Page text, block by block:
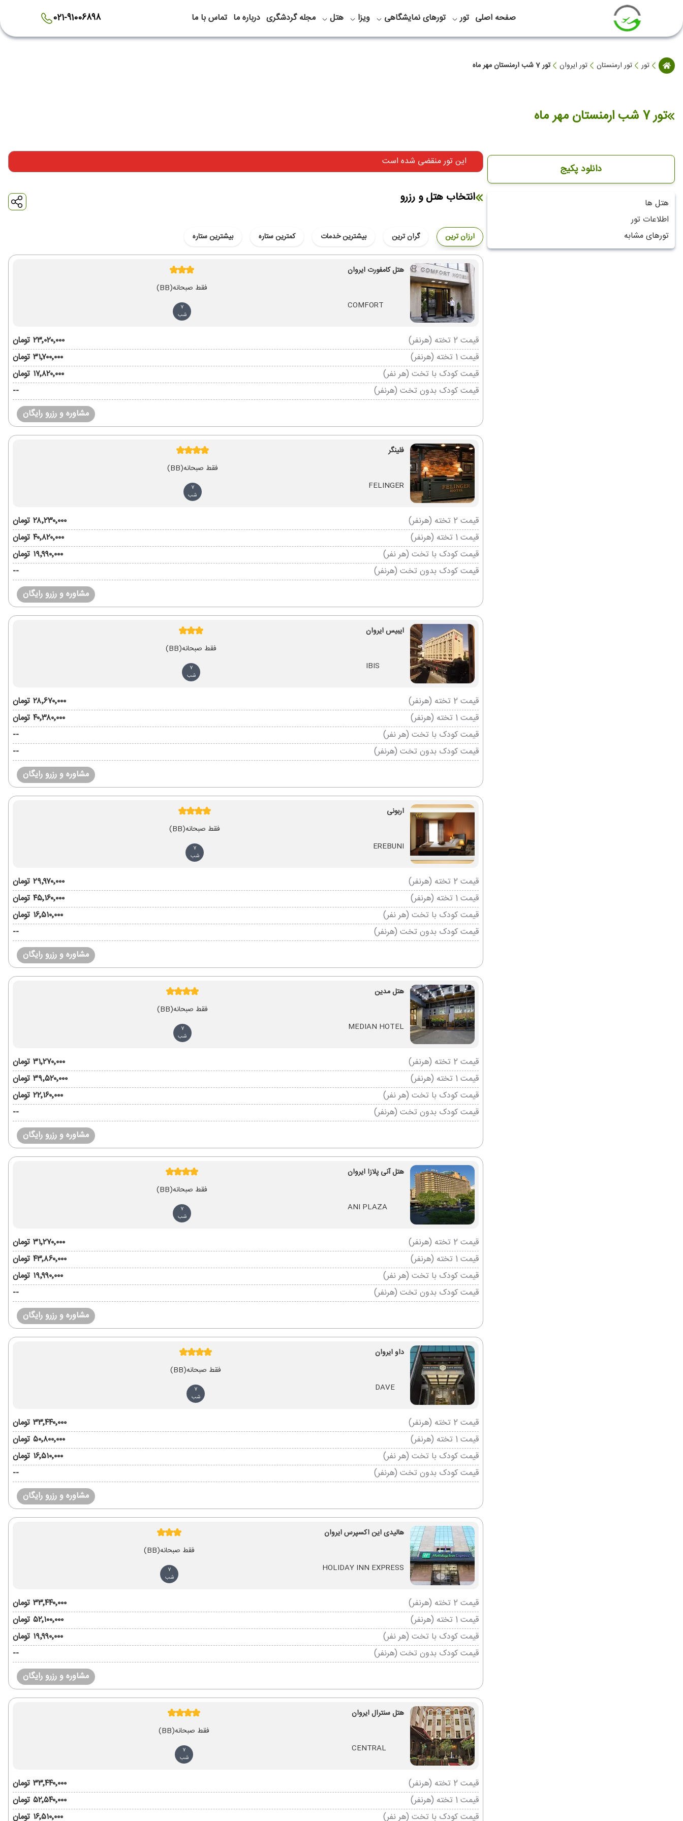
صفحه اصلی تور تورهای نمایشگاهی ویزا هتل مجله گردشگری درباره ما تماس با ما 021-91006898
تور تور ارمنستان تور ایروان تور 7 شب ارمنستان مهر ماه
تور 7 شب ارمنستان مهر ماه
دانلود پکیج
هتل ها
اطلاعات تور
تورهای مشابه
این تور منقضی شده است
انتخاب هتل و رزرو
ارزان ترین گران ترین بیشترین خدمات کمترین ستاره بیشترین ستاره
هتل کامفورت ایروان
COMFORT
فقط صبحانه(BB)
7
شب
قیمت 2 تخته (هرنفر)
۲۳٬۰۲۰٬۰۰۰ تومان
قیمت 1 تخته (هرنفر)
۳۱٬۷۰۰٬۰۰۰ تومان
قیمت کودک با تخت (هر نفر)
۱۷٬۸۲۰٬۰۰۰ تومان
قیمت کودک بدون تخت (هرنفر)
--
مشاوره و رزرو رایگان
فلینگر
FELINGER
فقط صبحانه(BB)
7
شب
قیمت 2 تخته (هرنفر)
۲۸٬۲۳۰٬۰۰۰ تومان
قیمت 1 تخته (هرنفر)
۴۰٬۸۲۰٬۰۰۰ تومان
قیمت کودک با تخت (هر نفر)
۱۹٬۹۹۰٬۰۰۰ تومان
قیمت کودک بدون تخت (هرنفر)
--
مشاوره و رزرو رایگان
ایبیس ایروان
IBIS
فقط صبحانه(BB)
7
شب
قیمت 2 تخته (هرنفر)
۲۸٬۶۷۰٬۰۰۰ تومان
قیمت 1 تخته (هرنفر)
۴۰٬۳۸۰٬۰۰۰ تومان
قیمت کودک با تخت (هر نفر)
--
قیمت کودک بدون تخت (هرنفر)
--
مشاوره و رزرو رایگان
اربونی
EREBUNI
فقط صبحانه(BB)
7
شب
قیمت 2 تخته (هرنفر)
۲۹٬۹۷۰٬۰۰۰ تومان
قیمت 1 تخته (هرنفر)
۴۵٬۱۶۰٬۰۰۰ تومان
قیمت کودک با تخت (هر نفر)
۱۶٬۵۱۰٬۰۰۰ تومان
قیمت کودک بدون تخت (هرنفر)
--
مشاوره و رزرو رایگان
هتل مدین
MEDIAN HOTEL
فقط صبحانه(BB)
7
شب
قیمت 2 تخته (هرنفر)
۳۱٬۲۷۰٬۰۰۰ تومان
قیمت 1 تخته (هرنفر)
۳۹٬۵۲۰٬۰۰۰ تومان
قیمت کودک با تخت (هر نفر)
۲۲٬۱۶۰٬۰۰۰ تومان
قیمت کودک بدون تخت (هرنفر)
--
مشاوره و رزرو رایگان
هتل آنی پلازا ایروان
ANI PLAZA
فقط صبحانه(BB)
7
شب
قیمت 2 تخته (هرنفر)
۳۱٬۲۷۰٬۰۰۰ تومان
قیمت 1 تخته (هرنفر)
۴۳٬۸۶۰٬۰۰۰ تومان
قیمت کودک با تخت (هر نفر)
۱۹٬۹۹۰٬۰۰۰ تومان
قیمت کودک بدون تخت (هرنفر)
--
مشاوره و رزرو رایگان
داو ایروان
DAVE
فقط صبحانه(BB)
7
شب
قیمت 2 تخته (هرنفر)
۳۳٬۴۴۰٬۰۰۰ تومان
قیمت 1 تخته (هرنفر)
۵۰٬۸۰۰٬۰۰۰ تومان
قیمت کودک با تخت (هر نفر)
۱۶٬۵۱۰٬۰۰۰ تومان
قیمت کودک بدون تخت (هرنفر)
--
مشاوره و رزرو رایگان
هالیدی این اکسپرس ایروان
HOLIDAY INN EXPRESS
فقط صبحانه(BB)
7
شب
قیمت 2 تخته (هرنفر)
۳۳٬۴۴۰٬۰۰۰ تومان
قیمت 1 تخته (هرنفر)
۵۲٬۱۰۰٬۰۰۰ تومان
قیمت کودک با تخت (هر نفر)
۱۹٬۹۹۰٬۰۰۰ تومان
قیمت کودک بدون تخت (هرنفر)
--
مشاوره و رزرو رایگان
هتل سنترال ایروان
CENTRAL
فقط صبحانه(BB)
7
شب
قیمت 2 تخته (هرنفر)
۳۳٬۴۴۰٬۰۰۰ تومان
قیمت 1 تخته (هرنفر)
۵۲٬۵۴۰٬۰۰۰ تومان
قیمت کودک با تخت (هر نفر)
۱۶٬۵۱۰٬۰۰۰ تومان